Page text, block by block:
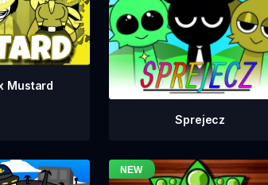
Mustard
Sprejecz